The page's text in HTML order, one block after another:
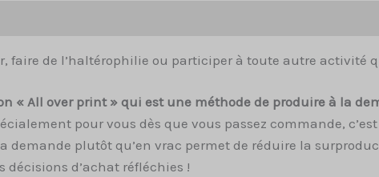
faire de l’haltérophilie ou participer à toute autre activité
« All over print » qui est une méthode de produire à la
pour vous dès que vous passez commande,
demande plutôt qu’en vrac permet de réduire la
décisions d’achat réfléchies !